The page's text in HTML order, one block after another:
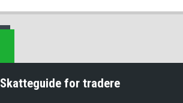
Skatteguide for tradere